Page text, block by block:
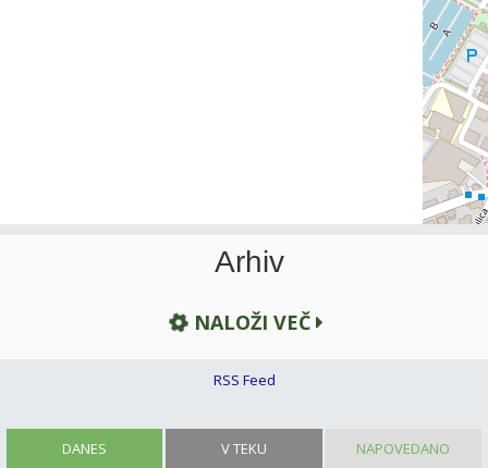
DANES V TEKU NAPOVEDANO
Arhiv
NALOŽI VEČ
RSS Feed